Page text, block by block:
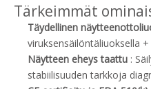
Tärkeimmät
Täydellinen
viruksensäilöntäliuoksella
Näytteen eheys taattu :
stabiilisuuden tarkkoja